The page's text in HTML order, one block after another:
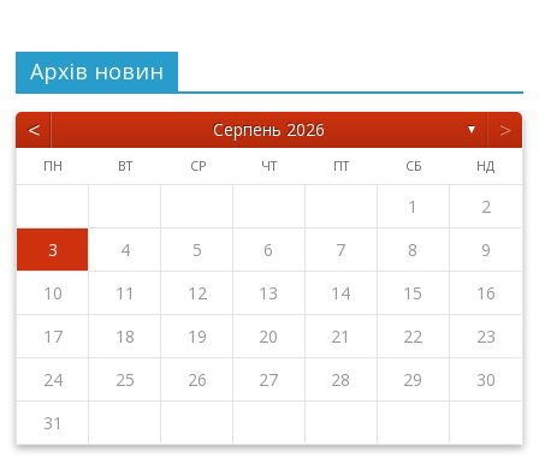
Архiв новин
< Серпень 2026 ▼ >
ПН ВТ СР ЧТ ПТ СБ НД
1
2
3
4 5 6 7 8
9
10
11 12 13 14 15
16
17
18 19 20 21 22
23
24
25 26 27 28 29
30
31